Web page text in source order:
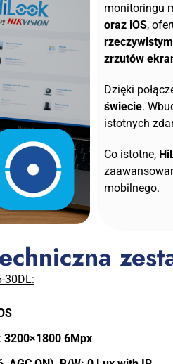
monitoringu
oraz iOS,
rzeczywistym
zrzutów
Dzięki
świecie.
istotnych
Co istotne,
mobilnego.
30DL:
3200×1800 6Mpx